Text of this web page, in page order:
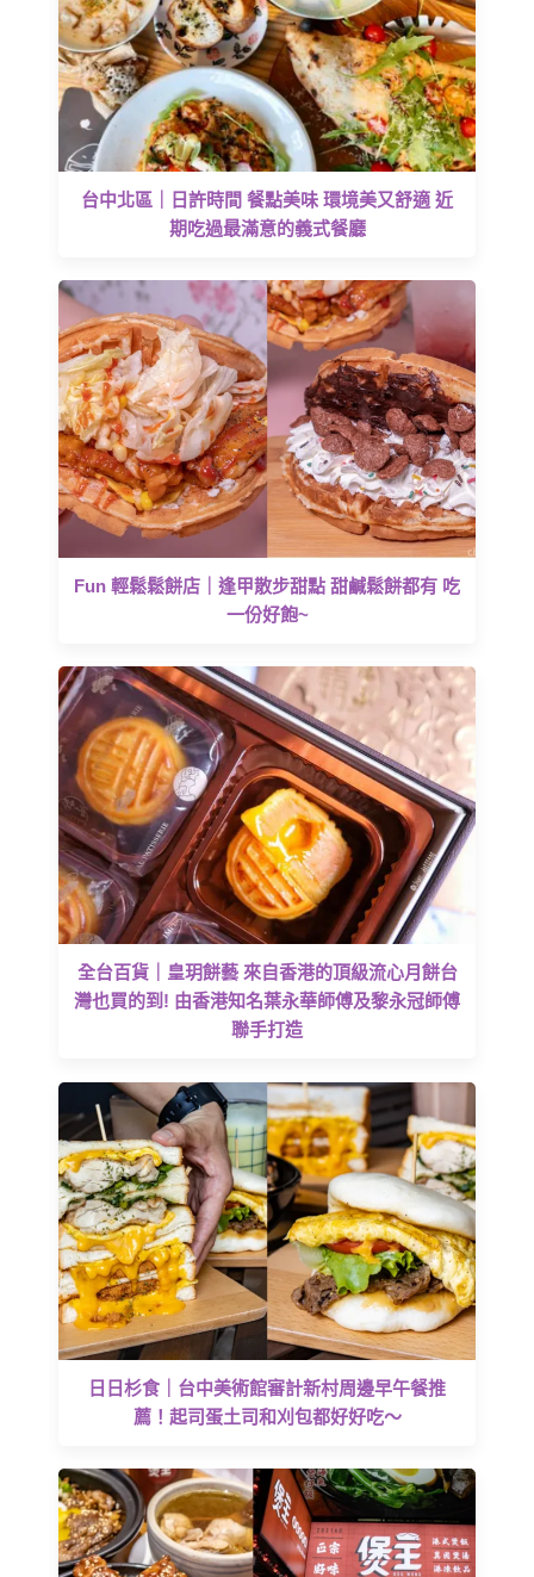
台中北區｜日許時間 餐點美味 環境美又舒適 近
期吃過最滿意的義式餐廳
Fun 輕鬆鬆餅店｜逢甲散步甜點 甜鹹鬆餅都有 吃
一份好飽~
全台百貨｜皇玥餅藝 來自香港的頂級流心月餅台
灣也買的到! 由香港知名葉永華師傅及黎永冠師傅
聯手打造
日日杉食｜台中美術館審計新村周邊早午餐推
薦！起司蛋土司和刈包都好好吃～